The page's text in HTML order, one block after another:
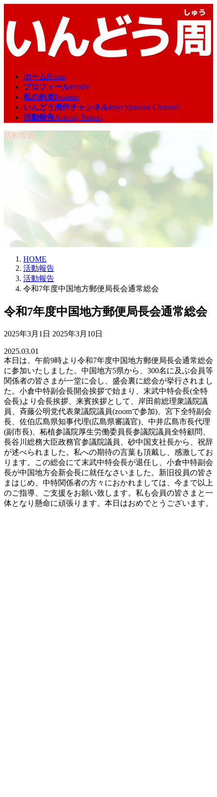
テ
ン
ツ
ゲ
ー
シ
ホームHome
プロフィールProfile
私の約束Promise
いんどう周作チャンネルIndo Shusaku Channel
活動報告Activity Report
活動報告
HOME
活動報告
活動報告
令和7年度中国地方郵便局長会通常総会
令和7年度中国地方郵便局長会通常総会
2025年3月1日 最
新
日
時
:
2025年3月10日
2025.03.01
本日は、午前9時より令和7年度中国地方郵便局長会通常総会
に参加いたしました。中国地方5県から、300名に及ぶ会員等
関係者の皆さまが一堂に会し、盛会裏に総会が挙行されまし
た。小倉中特副会長開会挨拶で始まり、末武中特会長(全特
会長)より会長挨拶、来賓挨拶として、岸田前総理衆議院議
員、斉藤公明党代表衆議院議員(zoomで参加)、宮下全特副会
長、佐伯広島県知事代理(広島県審議官)、中井広島市長代理
(副市長)、柘植参議院厚生労働委員長参議院議員全特顧問、
長谷川総務大臣政務官参議院議員、砂中国支社長から、祝辞
が述べられました。私への期待の言葉も頂戴し、感激してお
ります。この総会にて末武中特会長が退任し、小倉中特副会
長が中国地方会新会長に就任なさいました。新旧役員の皆さ
まはじめ、中特関係者の方々におかれましては、今まで以上
のご指導、ご支援をお願い致します。私も会員の皆さまと一
体となり懸命に頑張ります。本日はおめでとうございます。